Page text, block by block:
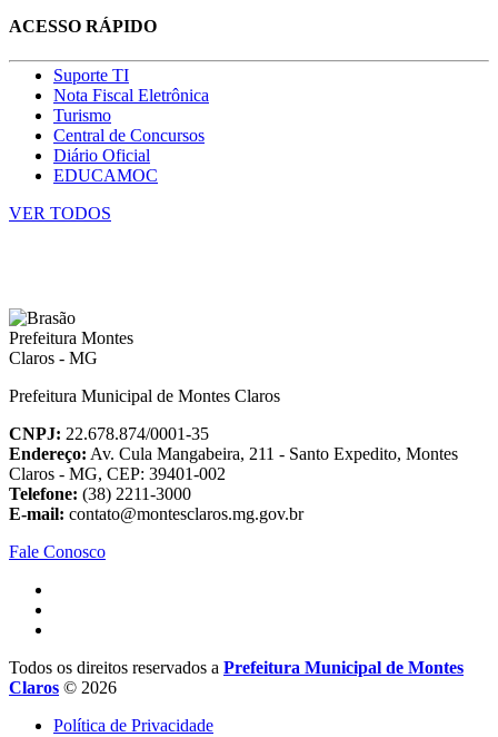
ACESSO RÁPIDO
Suporte TI
Nota Fiscal Eletrônica
Turismo
Central de Concursos
Diário Oficial
EDUCAMOC
VER TODOS
Prefeitura Municipal de Montes Claros
CNPJ: 22.678.874/0001-35
Endereço: Av. Cula Mangabeira, 211 - Santo Expedito, Montes
Claros - MG, CEP: 39401-002
Telefone: (38) 2211-3000
E-mail: contato@montesclaros.mg.gov.br
Fale Conosco
Todos os direitos reservados a Prefeitura Municipal de Montes
Claros © 2026
Política de Privacidade